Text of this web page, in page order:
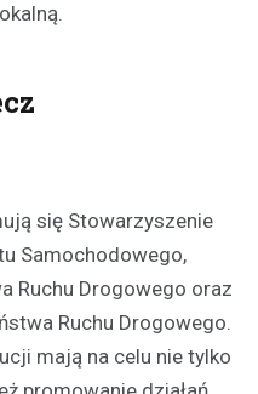
się Stowarzyszenie
Samochodowego,
Ruchu Drogowego oraz
Ruchu Drogowego.
mają na celu nie tylko